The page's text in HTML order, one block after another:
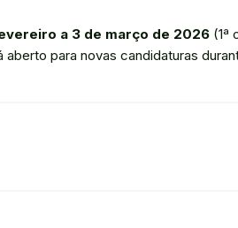
a 3 de março de 2026 (1ª
para novas candidaturas